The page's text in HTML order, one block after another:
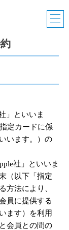
」といいま
定カードに係
います。）の
社」といいま
（以下「指定
方法により、
員に提供する
ます）を利用
会員との間の